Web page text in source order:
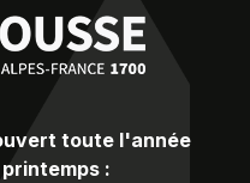
toute l'année
: